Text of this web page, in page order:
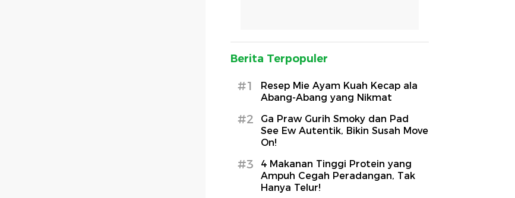
Berita Terpopuler
#1
Resep Mie Ayam Kuah Kecap ala
Abang-Abang yang Nikmat
#2
Ga Praw Gurih Smoky dan Pad
See Ew Autentik, Bikin Susah Move
On!
#3
4 Makanan Tinggi Protein yang
Ampuh Cegah Peradangan, Tak
Hanya Telur!